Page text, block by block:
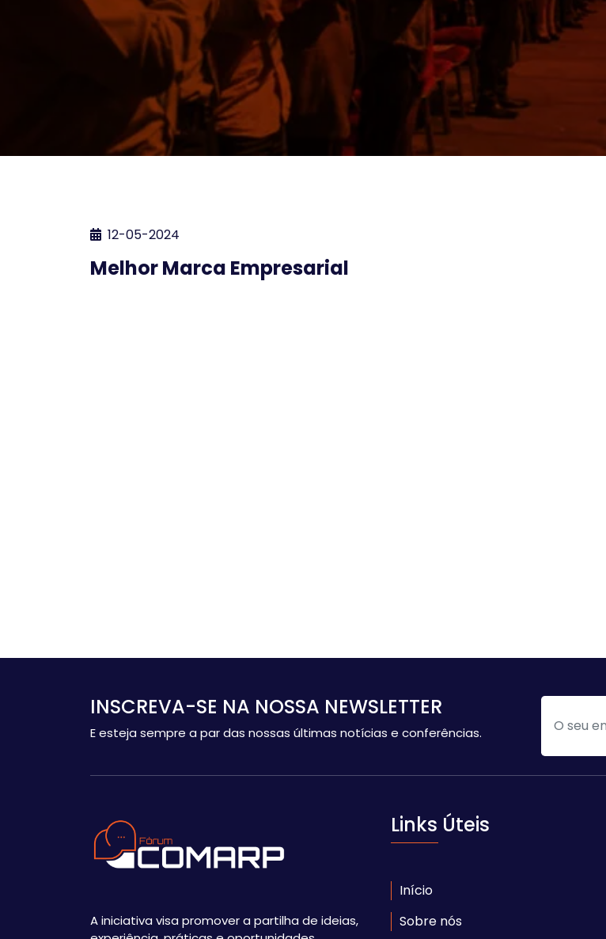
12-05-2024
Melhor Marca Empresarial
INSCREVA-SE NA NOSSA NEWSLETTER
E esteja sempre a par das nossas últimas notícias e conferências.
A iniciativa visa promover a partilha de ideias,
Links Úteis
Início
Sobre nós